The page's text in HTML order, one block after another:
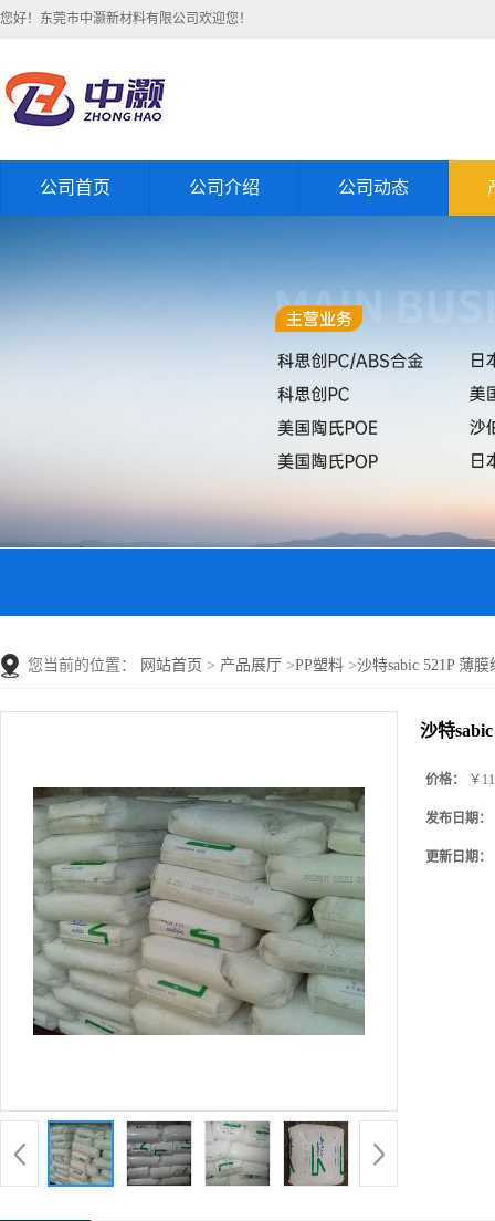
您好！东莞市中灏新材料有限公司欢迎您！
公司首页 公司介绍 公司动态
您当前的位置： 网站首页 > 产品展厅 >PP塑料 >沙特sabic 521P 薄膜
沙特
价格： ￥
发布日期：
更新日期：